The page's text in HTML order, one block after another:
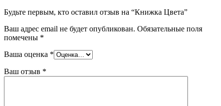
Будьте первым, кто оставил отзыв на “Книжка Цвета”
Ваш адрес email не будет опубликован. Обязательные поля
помечены *
Ваша оценка *
Ваш отзыв *